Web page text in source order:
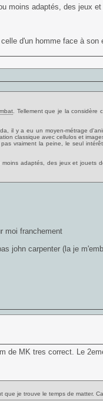
moins adaptés, des jeux
d'un homme face à
. Tellement que je la considère
il y a eu un moyen-métrage
classique avec cellulos et
vraiment la peine, le seul
adaptés, des jeux et jouets
moi franchement
john carpenter (la je
de MK tres correct. Le
je trouve le temps de matter.